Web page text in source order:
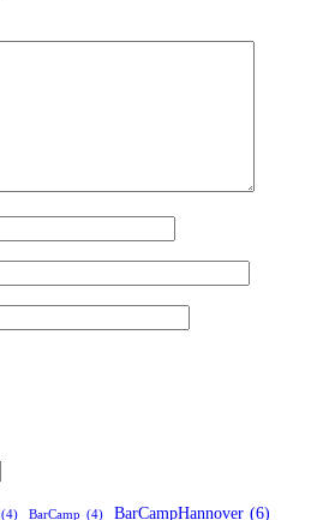
(4) BarCamp (4) BarCampHannover (6)